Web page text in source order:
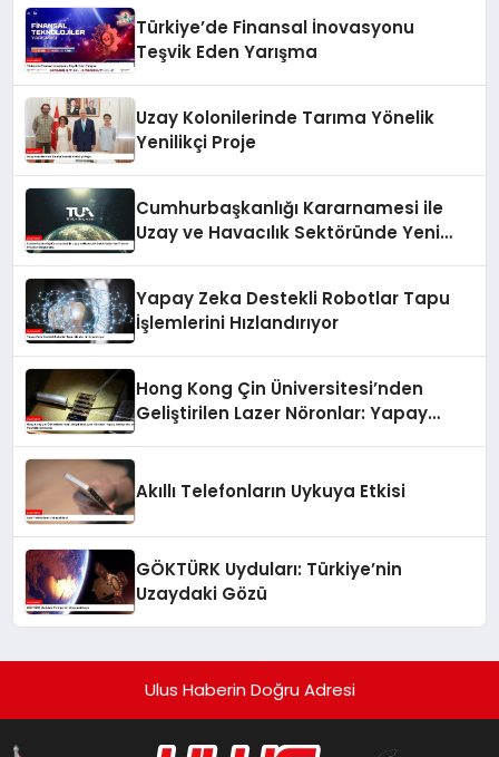
Türkiye’de Finansal İnovasyonu
Teşvik Eden Yarışma
Uzay Kolonilerinde Tarıma Yönelik
Yenilikçi Proje
Cumhurbaşkanlığı Kararnamesi ile
Uzay ve Havacılık Sektöründe Yeni
Yapay Zeka Destekli Robotlar Tapu
İşlemlerini Hızlandırıyor
Hong Kong Çin Üniversitesi’nden
Geliştirilen Lazer Nöronlar: Yapay
Akıllı Telefonların Uykuya Etkisi
GÖKTÜRK Uyduları: Türkiye’nin
Uzaydaki Gözü
Ulus Haberin Doğru Adresi